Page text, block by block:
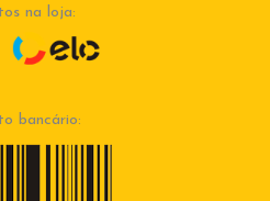
na loja:
bancário: